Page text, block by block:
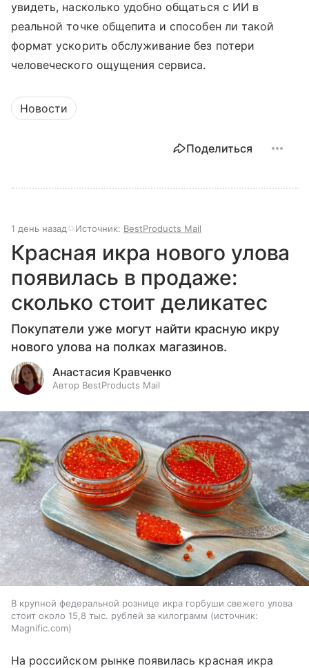
увидеть, насколько удобно общаться с ИИ в
реальной точке общепита и способен ли такой
формат ускорить обслуживание без потери
человеческого ощущения сервиса.
Новости
Поделиться
1 день назад Источник: BestProducts Mail
Красная икра нового улова
появилась в продаже:
сколько стоит деликатес
Покупатели уже могут найти красную икру
нового улова на полках магазинов.
Анастасия Кравченко
Автор BestProducts Mail
В крупной федеральной рознице икра горбуши свежего улова
стоит около 15,8 тыс. рублей за килограмм
источник:
Magnific.com
На российском рынке появилась красная икра